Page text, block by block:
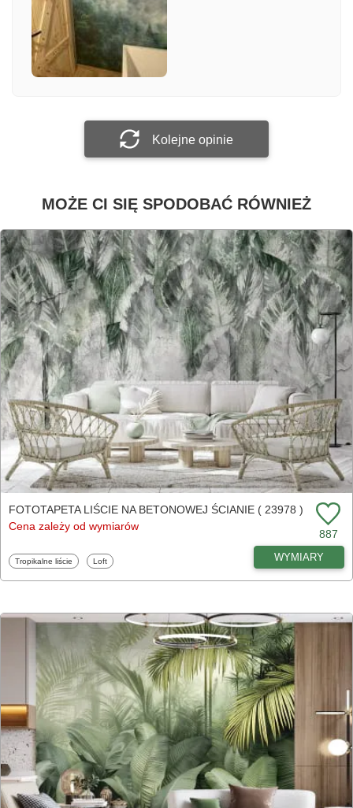
Załącz zdjęcie
Kolejne opinie
MOŻE CI SIĘ SPODOBAĆ RÓWNIEŻ
FOTOTAPETA LIŚCIE NA BETONOWEJ ŚCIANIE ( 23978 )
Cena zależy od wymiarów
887
Fototapety
Tropikalne liście Fototapety
Loft WYMIARY